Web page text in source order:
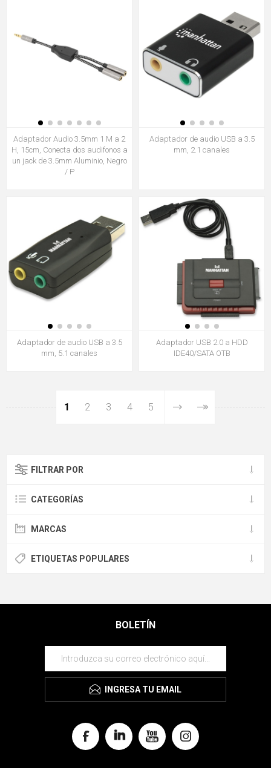
Adaptador Audio 3.5mm 1 M a 2
H, 15cm, Conecta dos audifonos a
un jack de 3.5mm Aluminio, Negro
/ P
Adaptador de audio USB a 3.5
mm, 2.1 canales
Adaptador de audio USB a 3.5
mm, 5.1 canales
Adaptador USB 2.0 a HDD
IDE40/SATA OTB
1 2 3 4 5
FILTRAR POR
CATEGORÍAS
MARCAS
ETIQUETAS POPULARES
BOLETÍN
INGRESA TU EMAIL